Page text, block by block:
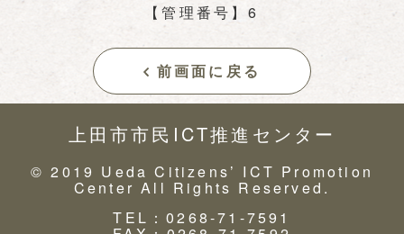
【管理番号】6
前画面に戻る
上田市市民ICT推進センター
© 2019 Ueda Citizens’ ICT Promotion
Center All Rights Reserved.
TEL：0268-71-7591